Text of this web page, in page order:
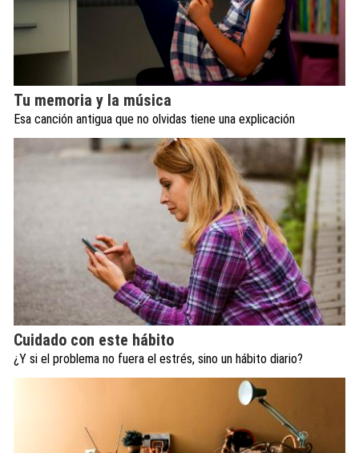
Tu memoria y la música
Esa canción antigua que no olvidas tiene una explicación
Cuidado con este hábito
¿Y si el problema no fuera el estrés, sino un hábito diario?